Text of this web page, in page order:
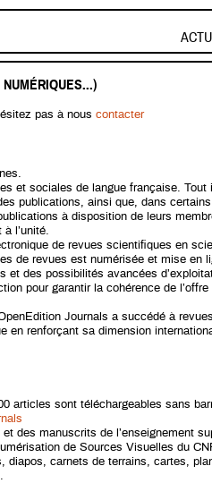
pas à nous contacter
et sociales de langue française. Tout
publications, ainsi que, dans
à disposition de leurs
à l’unité.
de revues scientifiques en
de revues est numérisée et mise en
et des possibilités avancées
pour garantir la cohérence de
Journals a succédé à
en renforçant sa dimension
articles sont téléchargeables sans
des manuscrits de l’enseignement
de Sources Visuelles du
diapos, carnets de terrains, cartes,